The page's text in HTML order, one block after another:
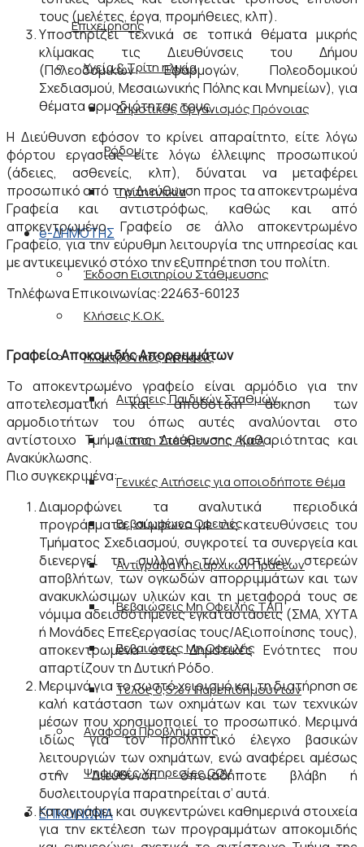
Επιχείρησης
Υγεία & Τρίτη ηλικία
Δημοτικός Οργανισμός Πρόνοιας
Ρόδου
Τρίτη ηλικία
e-ΔΗΜΟΤΗΣ
Έκδοση Εισιτηρίου Στάθμευσης
Κλήσεις Κ.Ο.Κ.
Ηλεκτρονικές Αιτήσεις
Αιτήσεις Παιδικών Σταθμών
Αίτηση Στάθμευσης ΑμεΑ
Γενικές Αιτήσεις για οποιοδήποτε θέμα
Βεβαιωμένες Οφειλές
Αντίγραφα Ληξιαρχικών Πράξεων
Βεβαιώσεις Μη Οφειλής ΤΑΠ
Βεβαιώσεις Μη Οφειλής
Τέλος 0,5% / Παρεπιδημούντων
Αναφορά Προβλήματος
Ψηφιακές Υπηρεσίες GOV
ΕΠΙΚΟΙΝΩΝΙΑ
τους (μελέτες, έργα, προμήθειες, κλπ).
Υποστηρίζει τεχνικά σε τοπικά θέματα μικρής
κλίμακας τις Διευθύνσεις του Δήμου
(Πολεοδομικών Εφαρμογών, Πολεοδομικού
Σχεδιασμού, Μεσαιωνικής Πόλης και Μνημείων), για
θέματα αρμοδιότητας τους.
Η Διεύθυνση εφόσον το κρίνει απαραίτητο, είτε λόγω
φόρτου εργασίας είτε λόγω έλλειψης προσωπικού
(άδειες, ασθενείς, κλπ), δύναται να μεταφέρει
προσωπικό από την Διεύθυνση προς τα αποκεντρωμένα
Γραφεία και αντιστρόφως, καθώς και από
αποκεντρωμένο Γραφείο σε άλλο αποκεντρωμένο
Γραφείο, για την εύρυθμη λειτουργία της υπηρεσίας και
με αντικειμενικό στόχο την εξυπηρέτηση του πολίτη.
Τηλέφωνα Επικοινωνίας:22463-60123
Γραφείο Αποκομιδής Απορριμμάτων
Το αποκεντρωμένο γραφείο είναι αρμόδιο για την
αποτελεσματική και αποδοτική άσκηση των
αρμοδιοτήτων του όπως αυτές αναλύονται στο
αντίστοιχο Τμήμα της Διεύθυνσης Καθαριότητας και
Ανακύκλωσης.
Πιο συγκεκριμένα:
Διαμορφώνει τα αναλυτικά περιοδικά
προγράμματα, σύμφωνα με τις κατευθύνσεις του
Τμήματος Σχεδιασμού, συγκροτεί τα συνεργεία και
διενεργεί τη συλλογή των αστικών στερεών
αποβλήτων, των ογκωδών απορριμμάτων και των
ανακυκλώσιμων υλικών και τη μεταφορά τους σε
νόμιμα αδειοδοτημένες εγκαταστάσεις (ΣΜΑ, ΧΥΤΑ
ή Μονάδες Επεξεργασίας τους/Αξιοποίησης τους),
αποκεντρωμένα στις Δημοτικές Ενότητες που
απαρτίζουν τη Δυτική Ρόδο.
Μεριμνά για το σωστό χειρισμό και τη διατήρηση σε
καλή κατάσταση των οχημάτων και των τεχνικών
μέσων που χρησιμοποιεί το προσωπικό. Μεριμνά
ιδίως για τον προληπτικό έλεγχο βασικών
λειτουργιών των οχημάτων, ενώ αναφέρει αμέσως
στην Διεύθυνση οποιαδήποτε βλάβη ή
δυσλειτουργία παρατηρείται σ’ αυτά.
Καταγράφει και συγκεντρώνει καθημερινά στοιχεία
για την εκτέλεση των προγραμμάτων αποκομιδής